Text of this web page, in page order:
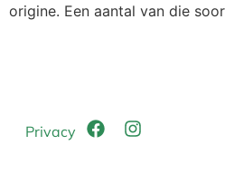
origine. Een aantal van die
Privacy